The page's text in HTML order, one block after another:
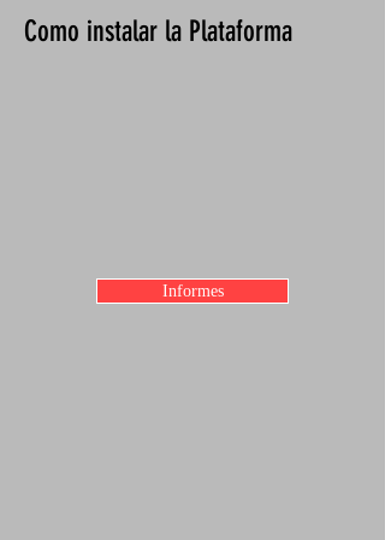
Como instalar la Plataforma
Informes